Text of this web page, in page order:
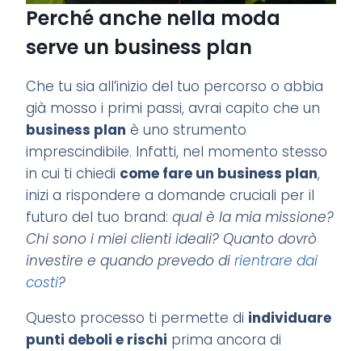
Perché anche nella moda
serve un business plan
Che tu sia all’inizio del tuo percorso o abbia
già mosso i primi passi, avrai capito che un
business plan è uno strumento
imprescindibile. Infatti, nel momento stesso
in cui ti chiedi come fare un business plan,
inizi a rispondere a domande cruciali per il
futuro del tuo brand:qual è la mia missione?
Chi sono i miei clienti ideali? Quanto dovrò
investire e quando prevedo dirientrare dai
costi?
Questo processo ti permette di individuare
punti deboli e rischi prima ancora di